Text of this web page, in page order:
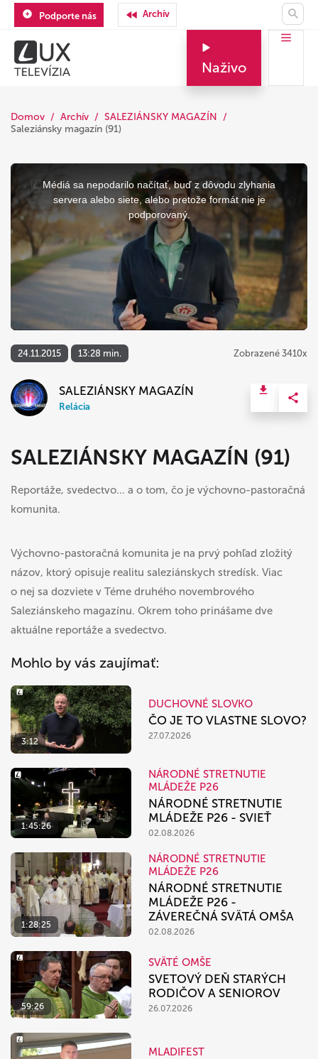
Podporte nás Archív
Naživo
Domov Archív
SALEZIÁNSKY MAGAZÍN
Saleziánsky magazín (91)
This
window.
Médiá sa nepodarilo načítať, buď z dôvodu zlyhania
servera alebo siete, alebo pretože formát nie je
podporovaný.
24.11.2015 13:28 min. Zobrazené 3410x
SALEZIÁNSKY MAGAZÍN
Relácia
SALEZIÁNSKY MAGAZÍN (91)
Reportáže, svedectvo... a o tom, čo je výchovno-pastoračná
komunita.
Výchovno-pastoračná komunita je na prvý pohľad zložitý
názov, ktorý opisuje realitu saleziánskych stredísk. Viac
o nej sa dozviete v Téme druhého novembrového
Saleziánskeho magazínu. Okrem toho prinášame dve
aktuálne reportáže a svedectvo.
Mohlo by vás zaujímať:
3:12
DUCHOVNÉ SLOVKO
ČO JE TO VLASTNE SLOVO?
27.07.2026
1:45:26
NÁRODNÉ STRETNUTIE
MLÁDEŽE P26
NÁRODNÉ STRETNUTIE
MLÁDEŽE P26 - SVIEŤ
02.08.2026
1:28:25
NÁRODNÉ STRETNUTIE
MLÁDEŽE P26
NÁRODNÉ STRETNUTIE
MLÁDEŽE P26 -
ZÁVEREČNÁ SVÄTÁ OMŠA
02.08.2026
59:26
SVÄTÉ OMŠE
SVETOVÝ DEŇ STARÝCH
RODIČOV A SENIOROV
26.07.2026
MLADIFEST